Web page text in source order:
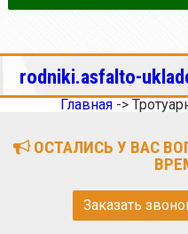
rodniki.asfalto-
Главная->
ОСТАЛИСЬ У ВАС
Заказать